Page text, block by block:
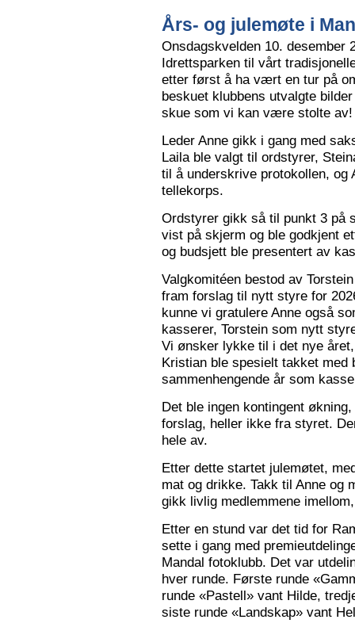
Års- og julemøte i
Onsdagskvelden 10. desember
Idrettsparken til vårt
etter først å ha vært en tur på
beskuet klubbens utvalgte
skue som vi kan være stolte av!
Leder Anne gikk i gang med
Laila ble valgt til ordstyrer,
til å underskrive protokollen, og
tellekorps.
Ordstyrer gikk så til punkt 3 på
vist på skjerm og ble godkjent
og budsjett ble presentert av
Valgkomitéen bestod av
fram forslag til nytt styre for
kunne vi gratulere Anne også
kasserer, Torstein som nytt
Vi ønsker lykke til i det nye
Kristian ble spesielt takket med
sammenhengende år som
Det ble ingen kontingent
forslag, heller ikke fra styret.
hele av.
Etter dette startet julemøtet,
mat og drikke. Takk til Anne og
gikk livlig medlemmene
Etter en stund var det tid for
sette i gang med
Mandal fotoklubb. Det var
hver runde. Første runde
runde «Pastell» vant Hilde,
siste runde «Landskap» vant